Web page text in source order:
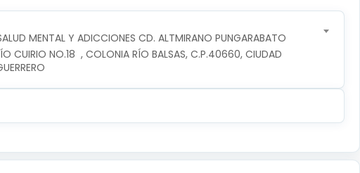
MENTAL Y ADICCIONES CD. ALTMIRANO PUNGARABATO
CUIRIO NO.18  , COLONIA RÍO BALSAS, C.P.40660, CIUDAD